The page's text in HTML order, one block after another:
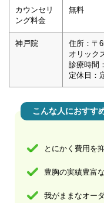
カウンセリ
ング料金
無料
神戸院
住所：〒
オリック
診療時間
定休日：
こんな人におすす
とにかく費用を
豊胸の実績豊富
我がままなオー